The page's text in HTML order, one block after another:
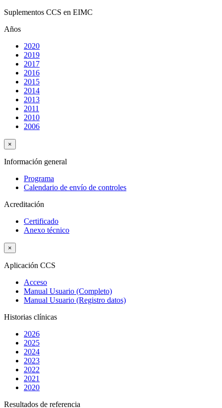
Suplementos CCS en EIMC
Años
2020
2019
2017
2016
2015
2014
2013
2011
2010
2006
×
Información general
Programa
Calendario de envío de controles
Acreditación
Certificado
Anexo técnico
×
Aplicación CCS
Acceso
Manual Usuario (Completo)
Manual Usuario (Registro datos)
Historias clínicas
2026
2025
2024
2023
2022
2021
2020
Resultados de referencia